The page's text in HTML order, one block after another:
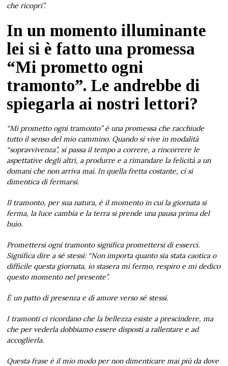
che ricopri”.
In un momento illuminante
lei si è fatto una promessa
“Mi prometto ogni
tramonto”. Le andrebbe di
spiegarla ai nostri lettori?
“Mi prometto ogni tramonto” è una promessa che racchiude
tutto il senso del mio cammino. Quando si vive in modalità
“sopravvivenza”, si passa il tempo a correre, a rincorrere le
aspettative degli altri, a produrre e a rimandare la felicità a un
domani che non arriva mai. In quella fretta costante, ci si
dimentica di fermarsi.
Il tramonto, per sua natura, è il momento in cui la giornata si
ferma, la luce cambia e la terra si prende una pausa prima del
buio.
Promettersi ogni tramonto significa promettersi di esserci.
Significa dire a sé stessi: “Non importa quanto sia stata caotica o
difficile questa giornata, io stasera mi fermo, respiro e mi dedico
questo momento nel presente”.
È un patto di presenza e di amore verso sé stessi.
I tramonti ci ricordano che la bellezza esiste a prescindere, ma
che per vederla dobbiamo essere disposti a rallentare e ad
accoglierla.
Questa frase è il mio modo per non dimenticare mai più da dove